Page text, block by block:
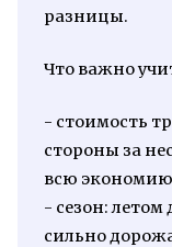
разницы.
Что важно
- стоимость
стороны за
всю
- сезон: летом
сильно